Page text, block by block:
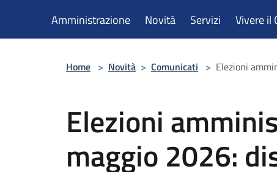
Amministrazione Novità Servizi Vivere il
Home > Novità > Comunicati > Elezioni
Elezioni
maggio 2026: